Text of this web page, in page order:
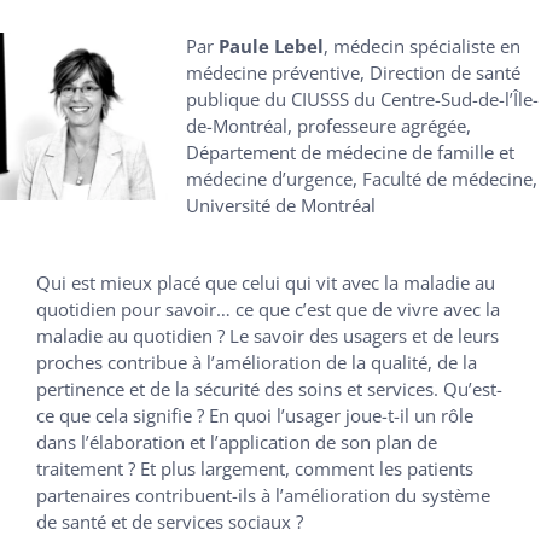
Par Paule Lebel, médecin spécialiste en
médecine préventive, Direction de santé
publique du CIUSSS du Centre-Sud-de-l’Île-
de-Montréal, professeure agrégée,
Département de médecine de famille et
médecine d’urgence, Faculté de médecine,
Université de Montréal
Qui est mieux placé que celui qui vit avec la maladie au
quotidien pour savoir… ce que c’est que de vivre avec la
maladie au quotidien ? Le savoir des usagers et de leurs
proches contribue à l’amélioration de la qualité, de la
pertinence et de la sécurité des soins et services. Qu’est-
ce que cela signifie ? En quoi l’usager joue-t-il un rôle
dans l’élaboration et l’application de son plan de
traitement ? Et plus largement, comment les patients
partenaires contribuent-ils à l’amélioration du système
de santé et de services sociaux ?